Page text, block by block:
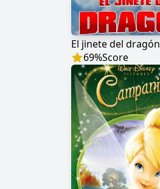
El jinete del dragón
69%Score